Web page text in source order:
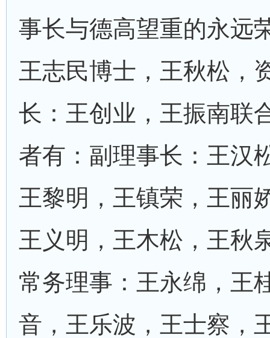
事长与德高望重的永远
王志民博士，王秋松，
长：王创业，王振南联
者有：副理事长：王汉
王黎明，王镇荣，王丽
王义明，王木松，王秋
常务理事：王永绵，王
音，王乐波，王士察，